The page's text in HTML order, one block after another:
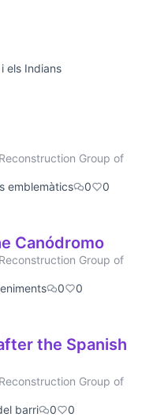
els Indians
Group of
emblemàtics 0 0
Canódromo
Group of
0 0
the Spanish
Group of
barri 0 0